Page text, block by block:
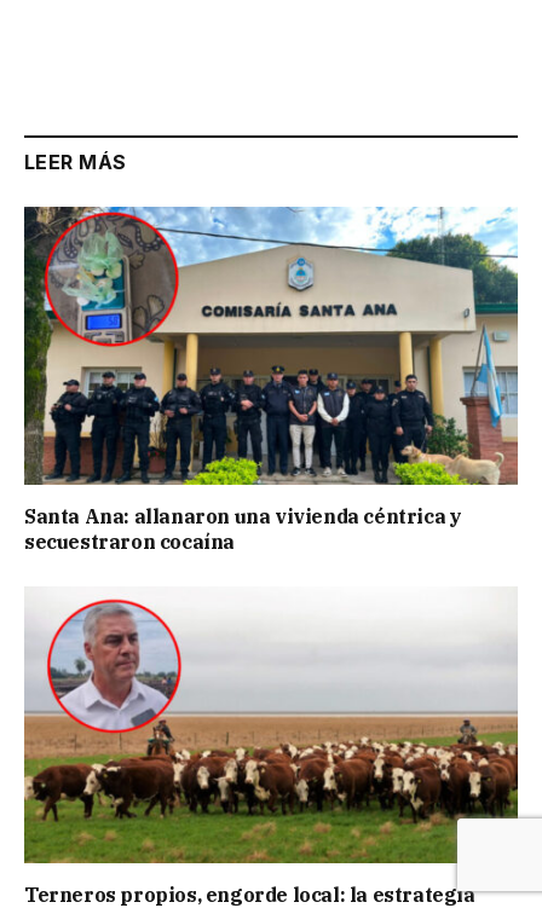
LEER MÁS
Santa Ana: allanaron una vivienda céntrica y
secuestraron cocaína
Terneros propios, engorde local: la estrategia